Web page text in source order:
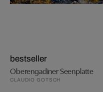
bestseller
Oberengadiner Seenplatte
CLAUDIO GOTSCH